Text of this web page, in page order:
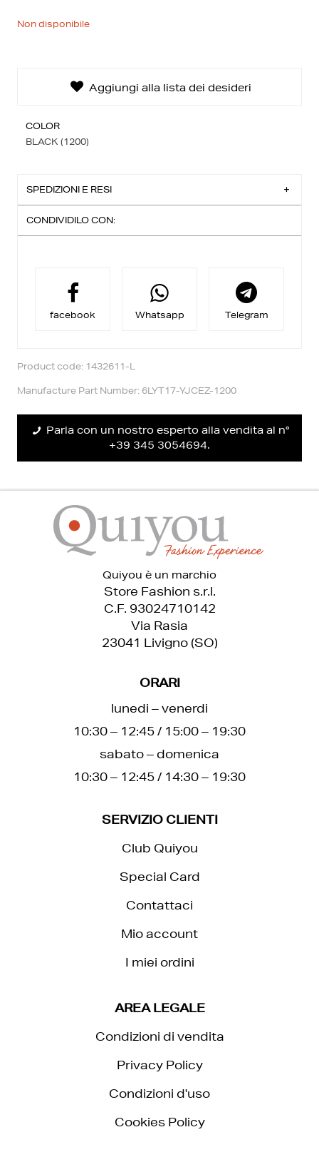
Non disponibile
Aggiungi alla lista dei desideri
COLOR
BLACK (1200)
SPEDIZIONI E RESI
aggiuntivo,
riceverai una email quando il tuo ordine è pronto per
essere ritirato.
Reso facile:
CONDIVIDILO CON:
facebook Whatsapp Telegram
Product code: 1432611-L
Manufacture Part Number: 6LYT17-YJCEZ-1200
Parla con un nostro esperto alla vendita al n°
+39 345 3054694.
Quiyou è un marchio
Store Fashion s.r.l.
C.F. 93024710142
Via Rasia
23041 Livigno (SO)
ORARI
lunedi – venerdi
10:30 – 12:45 / 15:00 – 19:30
sabato – domenica
10:30 – 12:45 / 14:30 – 19:30
SERVIZIO CLIENTI
Club Quiyou
Special Card
Contattaci
Mio account
I miei ordini
AREA LEGALE
Condizioni di vendita
Privacy Policy
Condizioni d'uso
Cookies Policy